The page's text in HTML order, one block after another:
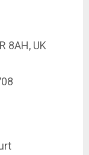
8AH, UK